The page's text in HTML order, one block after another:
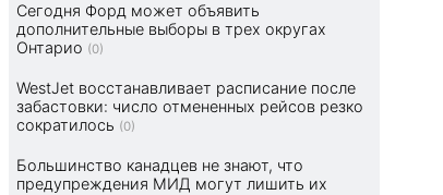
Сегодня Форд может объявить
дополнительные выборы в трех округах
Онтарио (0)
WestJet восстанавливает расписание после
забастовки: число отмененных рейсов резко
сократилось (0)
Большинство канадцев не знают, что
предупреждения МИД могут лишить их